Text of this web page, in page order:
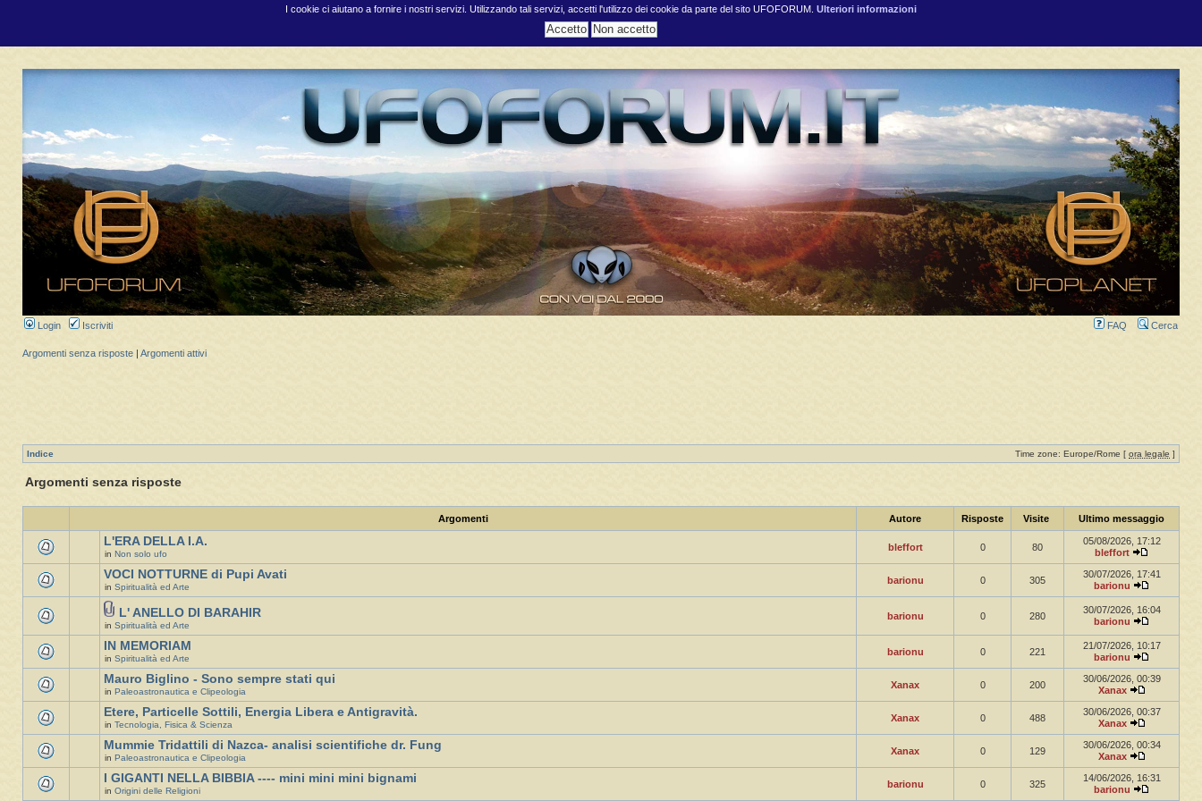
I cookie ci aiutano a fornire i nostri servizi. Utilizzando tali servizi, accetti l'utilizzo dei cookie da parte del sito UFOFORUM. Ulteriori informazioni
Login Iscriviti FAQ Cerca
Argomenti senza risposte Argomenti attivi
Indice Time zone: Europe/Rome [ ora legale ]
Argomenti senza risposte
Argomenti Autore Risposte Visite Ultimo messaggio
L'ERA DELLA I.A.
in Non solo ufo
bleffort 0 80
05/08/2026, 17:12
bleffort
VOCI NOTTURNE di Pupi Avati
in Spiritualità ed Arte
barionu 0 305
30/07/2026, 17:41
barionu
L' ANELLO DI BARAHIR
in Spiritualità ed Arte
barionu 0 280
30/07/2026, 16:04
barionu
IN MEMORIAM
in Spiritualità ed Arte
barionu 0 221
21/07/2026, 10:17
barionu
Mauro Biglino - Sono sempre stati qui
in Paleoastronautica e Clipeologia
Xanax 0 200
30/06/2026, 00:39
Xanax
Etere, Particelle Sottili, Energia Libera e Antigravità.
in Tecnologia, Fisica & Scienza
Xanax 0 488
30/06/2026, 00:37
Xanax
Mummie Tridattili di Nazca- analisi scientifiche dr. Fung
in Paleoastronautica e Clipeologia
Xanax 0 129
30/06/2026, 00:34
Xanax
I GIGANTI NELLA BIBBIA ---- mini mini mini bignami
in Origini delle Religioni
barionu 0 325
14/06/2026, 16:31
barionu